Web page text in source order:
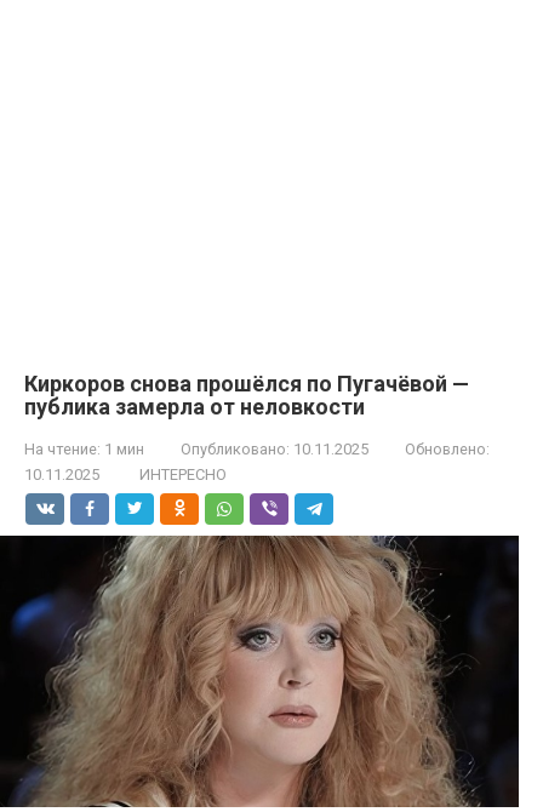
Киркоров снова прошёлся по Пугачёвой —
публика замерла от неловкости
На чтение: 1 мин Опубликовано: 10.11.2025
Обновлено:
10.11.2025
ИНТЕРЕСНО